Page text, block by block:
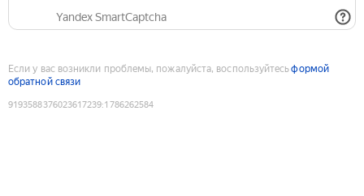
Yandex SmartCaptcha
Если у вас возникли проблемы, пожалуйста, воспользуйтесьформой
обратной связи
9193588376023617239:1786262584